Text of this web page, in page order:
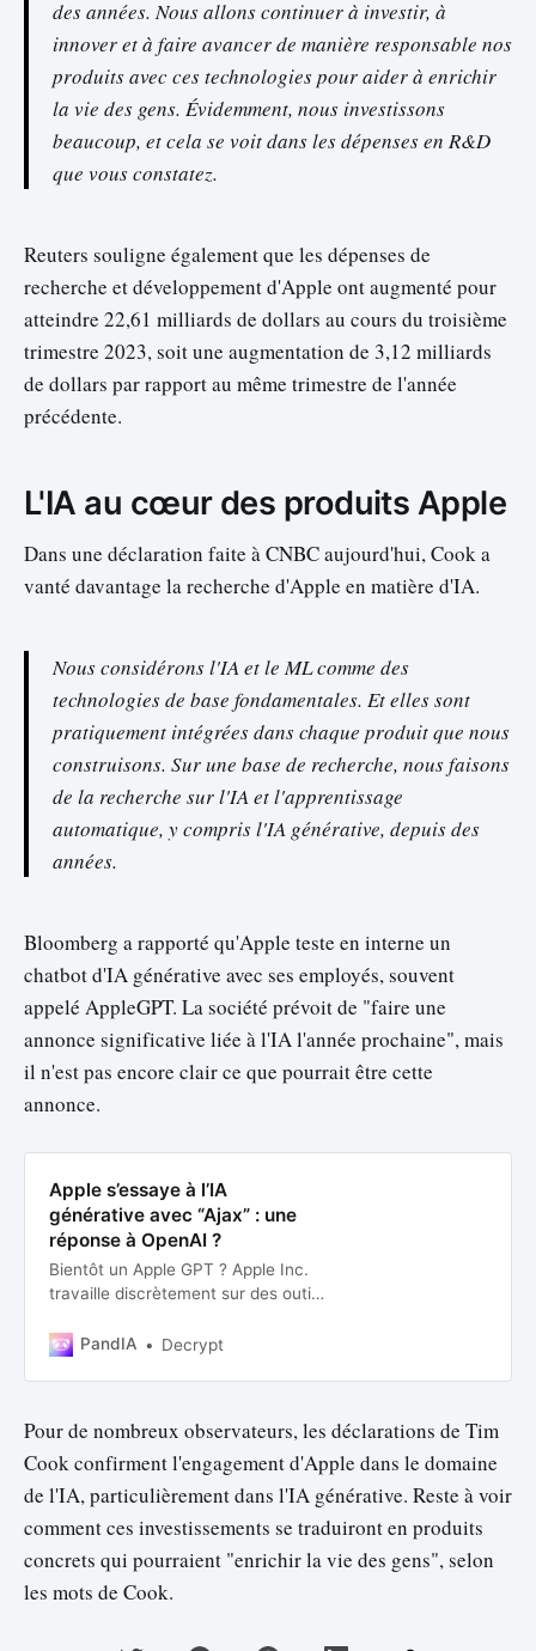
des années. Nous allons continuer à investir, à
innover et à faire avancer de manière responsable nos
produits avec ces technologies pour aider à enrichir
la vie des gens. Évidemment, nous investissons
beaucoup, et cela se voit dans les dépenses en R&D
que vous constatez.
Reuters souligne également que les dépenses de
recherche et développement d'Apple ont augmenté pour
atteindre 22,61 milliards de dollars au cours du troisième
trimestre 2023, soit une augmentation de 3,12 milliards
de dollars par rapport au même trimestre de l'année
précédente.
L'IA au cœur des produits Apple
Dans une déclaration faite à CNBC aujourd'hui, Cook a
vanté davantage la recherche d'Apple en matière d'IA.
Nous considérons l'IA et le ML comme des
technologies de base fondamentales. Et elles sont
pratiquement intégrées dans chaque produit que nous
construisons. Sur une base de recherche, nous faisons
de la recherche sur l'IA et l'apprentissage
automatique, y compris l'IA générative, depuis des
années.
Bloomberg a rapporté qu'Apple teste en interne un
chatbot d'IA générative avec ses employés, souvent
appelé AppleGPT. La société prévoit de "faire une
annonce significative liée à l'IA l'année prochaine", mais
il n'est pas encore clair ce que pourrait être cette
annonce.
Apple s’essaye à l’IA
générative avec “Ajax” : une
réponse à OpenAI ?
Bientôt un Apple GPT ? Apple Inc.
travaille discrètement sur des outils
susceptibles de rivaliser avec ceux
une stratégie claire pour mettre
cette technologie à dispos…
PandIA Decrypt
Pour de nombreux observateurs, les déclarations de Tim
Cook confirment l'engagement d'Apple dans le domaine
de l'IA, particulièrement dans l'IA générative. Reste à voir
comment ces investissements se traduiront en produits
concrets qui pourraient "enrichir la vie des gens", selon
les mots de Cook.